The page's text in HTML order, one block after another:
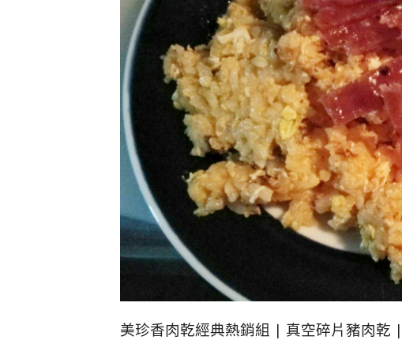
美珍香肉乾經典熱銷組 | 真空碎片豬肉